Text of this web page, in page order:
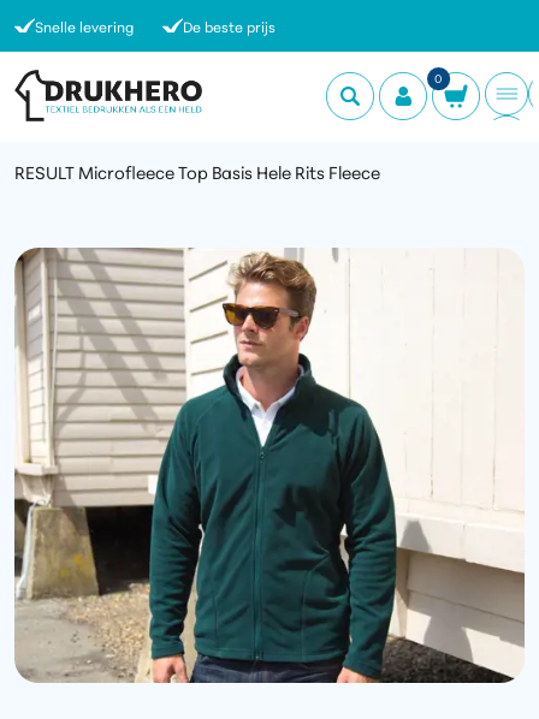
Snelle levering De beste prijs
0
RESULT Microfleece Top Basis Hele Rits Fleece